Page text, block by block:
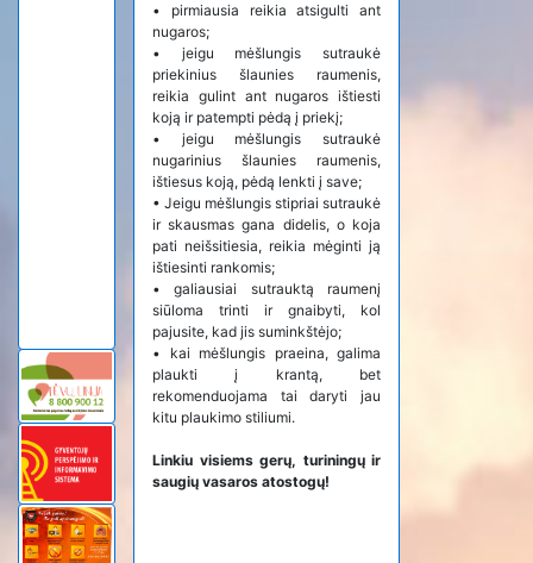
• pirmiausia reikia atsigulti ant
nugaros;
• jeigu mėšlungis sutraukė
priekinius šlaunies raumenis,
reikia gulint ant nugaros ištiesti
koją ir patempti pėdą į priekį;
• jeigu mėšlungis sutraukė
nugarinius šlaunies raumenis,
ištiesus koją, pėdą lenkti į save;
• Jeigu mėšlungis stipriai sutraukė
ir skausmas gana didelis, o koja
pati neišsitiesia, reikia mėginti ją
ištiesinti rankomis;
•galiausiai sutrauktą raumenį
siūloma trinti ir gnaibyti, kol
pajusite, kad jis suminkštėjo;
• kai mėšlungis praeina, galima
plaukti į krantą, bet
rekomenduojama tai daryti jau
kitu plaukimo stiliumi.
Linkiu visiems gerų, turiningų ir
saugių vasaros atostogų!